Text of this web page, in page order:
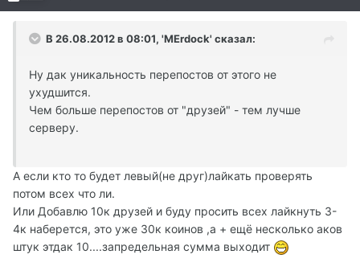
В 26.08.2012 в 08:01, 'MErdock' сказал:
Ну дак уникальность перепостов от этого не
ухудшится.
Чем больше перепостов от "друзей" - тем лучше
серверу.
А если кто то будет левый(не друг)лайкать проверять
потом всех что ли.
Или Добавлю 10к друзей и буду просить всех лайкнуть 3-
4к наберется, это уже 30к коинов ,а + ещё несколько аков
штук этдак 10....запредельная сумма выходит